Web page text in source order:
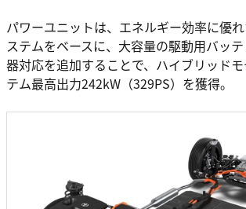
パワーユニットは、エネルギー効率に優
ステムをベースに、大容量の駆動用バッ
器対応を追加することで、ハイブリッド
テム最高出力242kW（329PS）を獲得。